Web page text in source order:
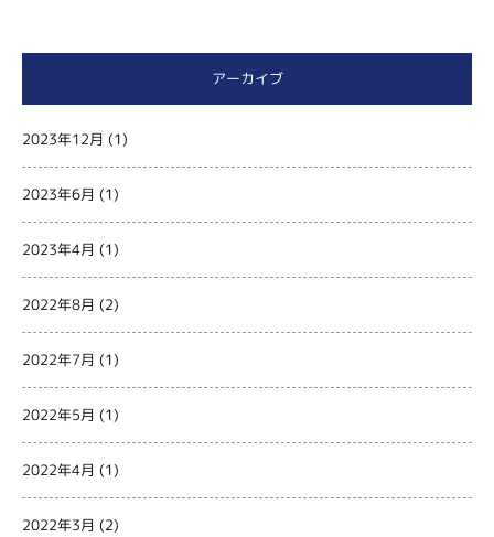
アーカイブ
2023年12月 (1)
2023年6月 (1)
2023年4月 (1)
2022年8月 (2)
2022年7月 (1)
2022年5月 (1)
2022年4月 (1)
2022年3月 (2)